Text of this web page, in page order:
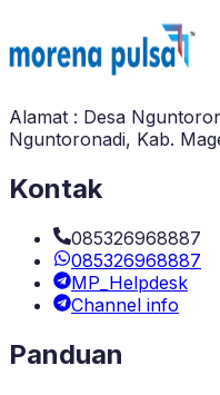
Alamat : Desa
Nguntoronadi, Kab.
Kontak
085326968887
085326968887
MP_Helpdesk
Channel info
Panduan